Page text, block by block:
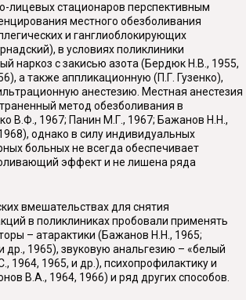
лицевых стационаров перспективным
местного обезболивания
и ганглиоблокирующих
в условиях поликлиники
наркоз с закисью азота (Бердюк Н.В., 1955,
а также аппликационную (П.Г. Гузенко),
анестезию. Местная анестезия
метод обезболивания в
В.Ф., 1967; Панин М.Г., 1967; Бажанов Н.Н.,
однако в силу индивидуальных
больных не всегда обеспечивает
эффект и не лишена ряда
вмешательствах для снятия
в поликлиниках пробовали применять
– атарактики (Бажанов Н.Н., 1965;
др., 1965), звуковую анальгезию – «белый
1964, 1965, и др.), психопрофилактику и
В.А., 1964, 1966) и ряд других способов.